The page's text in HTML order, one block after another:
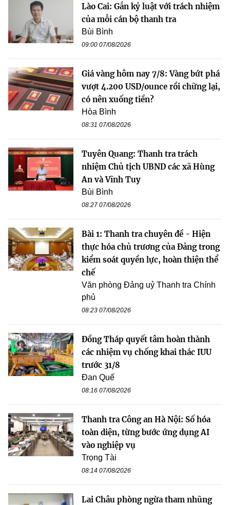
Lào Cai: Gắn kỷ luật với trách nhiệm
của mỗi cán bộ thanh tra
Bùi Bình
09:00 07/08/2026
Giá vàng hôm nay 7/8: Vàng bứt phá
vượt 4.200 USD/ounce rồi chững lại,
có nên xuống tiền?
Hòa Bình
08:31 07/08/2026
Tuyên Quang: Thanh tra trách
nhiệm Chủ tịch UBND các xã Hùng
An và Vĩnh Tuy
Bùi Bình
08:27 07/08/2026
Bài 1: Thanh tra chuyên đề - Hiện
thực hóa chủ trương của Đảng trong
kiểm soát quyền lực, hoàn thiện thể
chế
Văn phòng Đảng uỷ Thanh tra Chính
phủ
08:23 07/08/2026
Đồng Tháp quyết tâm hoàn thành
các nhiệm vụ chống khai thác IUU
trước 31/8
Đan Quế
08:16 07/08/2026
Thanh tra Công an Hà Nội: Số hóa
toàn diện, từng bước ứng dụng AI
vào nghiệp vụ
Trọng Tài
08:14 07/08/2026
Lai Châu phòng ngừa tham nhũng